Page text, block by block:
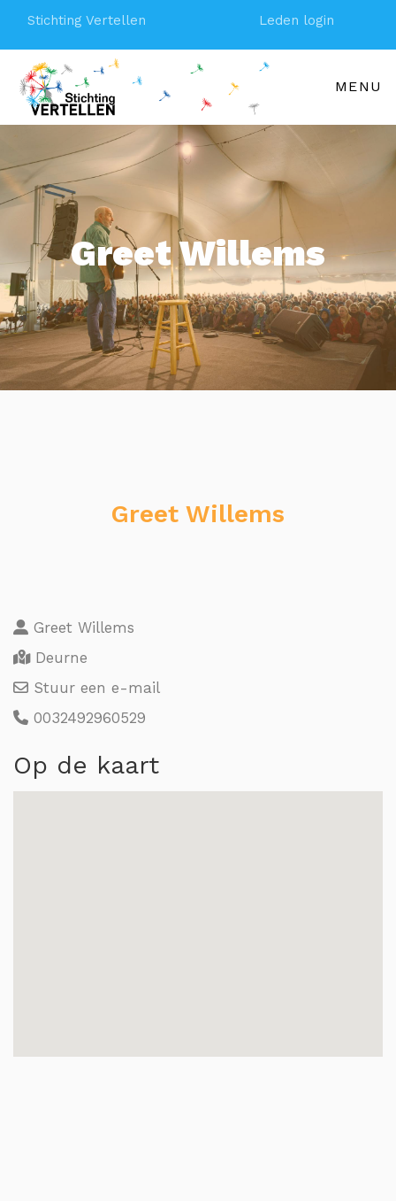
Stichting Vertellen Leden login
MENU
Greet Willems
Greet Willems
Greet Willems
Deurne
Stuur een e-mail
0032492960529
Op de kaart